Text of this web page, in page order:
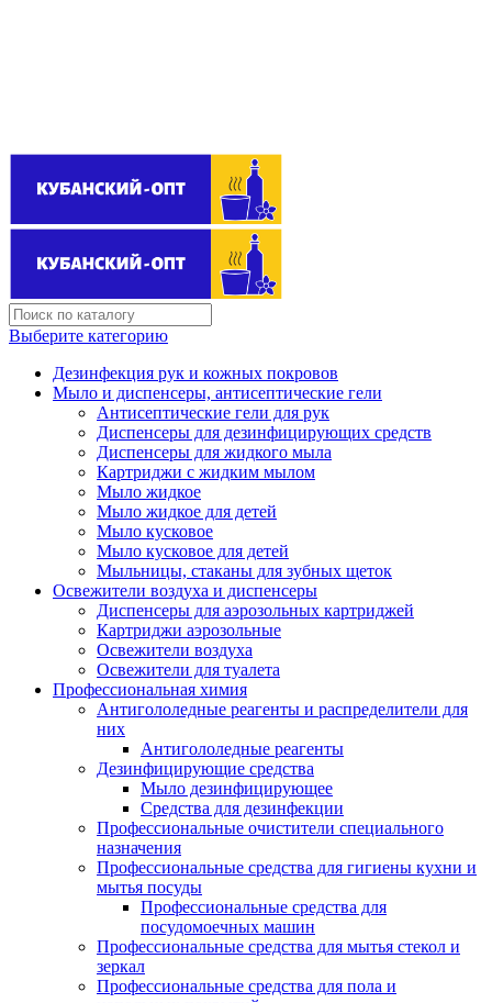
Выберите категорию
Дезинфекция рук и кожных покровов
Мыло и диспенсеры, антисептические гели
Антисептические гели для рук
Диспенсеры для дезинфицирующих средств
Диспенсеры для жидкого мыла
Картриджи с жидким мылом
Мыло жидкое
Мыло жидкое для детей
Мыло кусковое
Мыло кусковое для детей
Мыльницы, стаканы для зубных щеток
Освежители воздуха и диспенсеры
Диспенсеры для аэрозольных картриджей
Картриджи аэрозольные
Освежители воздуха
Освежители для туалета
Профессиональная химия
Антигололедные реагенты и распределители для
них
Антигололедные реагенты
Дезинфицирующие средства
Мыло дезинфицирующее
Средства для дезинфекции
Профессиональные очистители специального
назначения
Профессиональные средства для гигиены кухни и
мытья посуды
Профессиональные средства для
посудомоечных машин
Профессиональные средства для мытья стекол и
зеркал
Профессиональные средства для пола и